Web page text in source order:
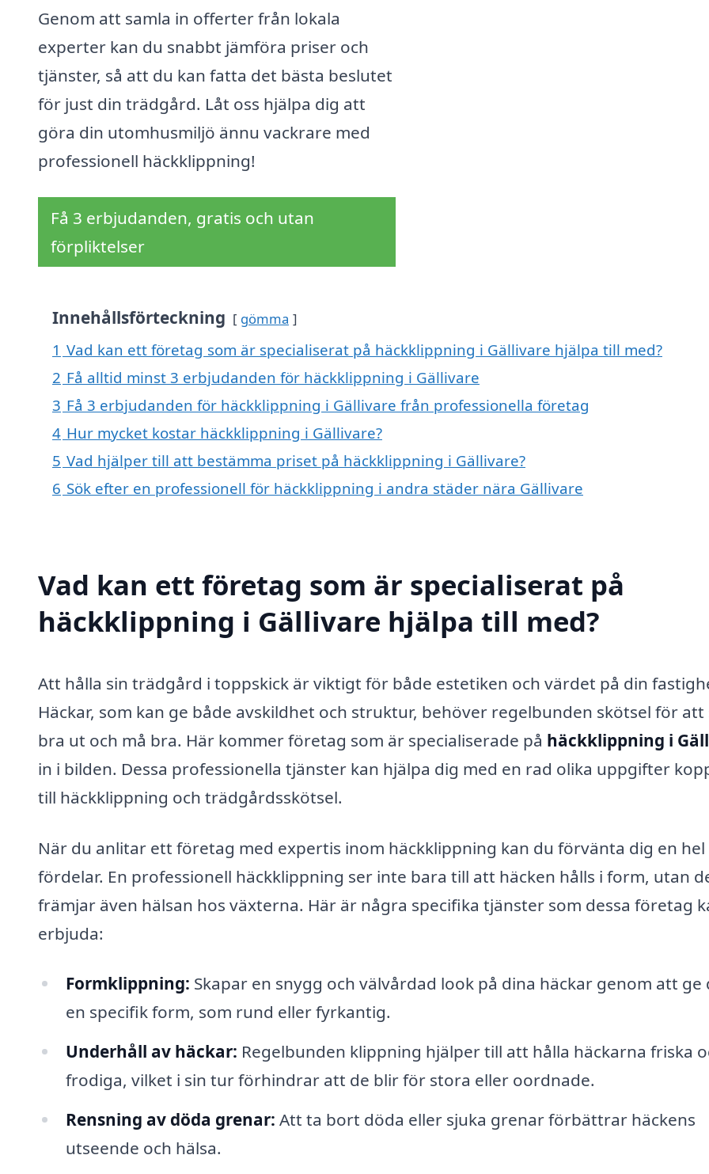
Genom att samla in offerter från lokala
experter kan du snabbt jämföra priser och
tjänster, så att du kan fatta det bästa beslutet
för just din trädgård. Låt oss hjälpa dig att
göra din utomhusmiljö ännu vackrare med
professionell häckklippning!
Få 3 erbjudanden, gratis och utan
förpliktelser
Innehållsförteckning gömma
1 Vad kan ett företag som är specialiserat på häckklippning i Gällivare hjälpa till med?
2 Få alltid minst 3 erbjudanden för häckklippning i Gällivare
3 Få 3 erbjudanden för häckklippning i Gällivare från professionella företag
4 Hur mycket kostar häckklippning i Gällivare?
5 Vad hjälper till att bestämma priset på häckklippning i Gällivare?
6 Sök efter en professionell för häckklippning i andra städer nära Gällivare
Vad kan ett företag som är specialiserat på
häckklippning i Gällivare hjälpa till med?
Att hålla sin trädgård i toppskick är viktigt för både estetiken och värdet på din
Häckar, som kan ge både avskildhet och struktur, behöver regelbunden skötsel för att
bra ut och må bra. Här kommer företag som är specialiserade på häckklippning i
in i bilden. Dessa professionella tjänster kan hjälpa dig med en rad olika uppgifter
till häckklippning och trädgårdsskötsel.
När du anlitar ett företag med expertis inom häckklippning kan du förvänta dig en hel
fördelar. En professionell häckklippning ser inte bara till att häcken hålls i form, utan
främjar även hälsan hos växterna. Här är några specifika tjänster som dessa företag
erbjuda:
Formklippning: Skapar en snygg och välvårdad look på dina häckar genom att ge
en specifik form, som rund eller fyrkantig.
Underhåll av häckar: Regelbunden klippning hjälper till att hålla häckarna friska
frodiga, vilket i sin tur förhindrar att de blir för stora eller oordnade.
Rensning av döda grenar: Att ta bort döda eller sjuka grenar förbättrar häckens
utseende och hälsa.